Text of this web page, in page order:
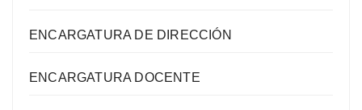
ENCARGATURA DE DIRECCIÓN
ENCARGATURA DOCENTE